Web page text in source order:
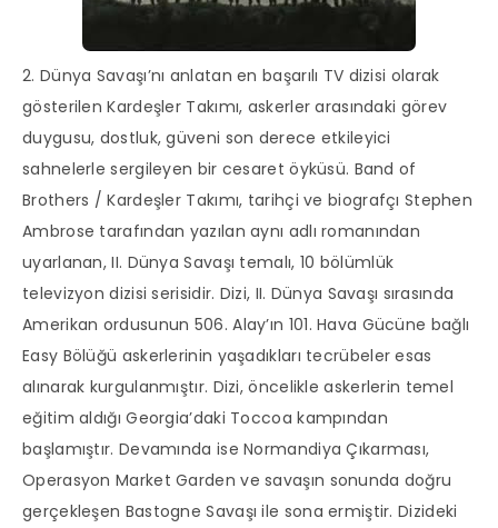
2. Dünya Savaşı’nı anlatan en başarılı TV dizisi olarak
gösterilen Kardeşler Takımı, askerler arasındaki görev
duygusu, dostluk, güveni son derece etkileyici
sahnelerle sergileyen bir cesaret öyküsü. Band of
Brothers / Kardeşler Takımı, tarihçi ve biografçı Stephen
Ambrose tarafından yazılan aynı adlı romanından
uyarlanan, II. Dünya Savaşı temalı, 10 bölümlük
televizyon dizisi serisidir. Dizi, II. Dünya Savaşı sırasında
Amerikan ordusunun 506. Alay’ın 101. Hava Gücüne bağlı
Easy Bölüğü askerlerinin yaşadıkları tecrübeler esas
alınarak kurgulanmıştır. Dizi, öncelikle askerlerin temel
eğitim aldığı Georgia’daki Toccoa kampından
başlamıştır. Devamında ise Normandiya Çıkarması,
Operasyon Market Garden ve savaşın sonunda doğru
gerçekleşen Bastogne Savaşı ile sona ermiştir. Dizideki